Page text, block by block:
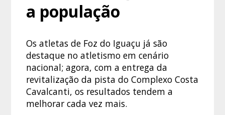
a população
Os atletas de Foz do Iguaçu já são
destaque no atletismo em cenário
nacional; agora, com a entrega da
revitalização da pista do Complexo Costa
Cavalcanti, os resultados tendem a
melhorar cada vez mais.